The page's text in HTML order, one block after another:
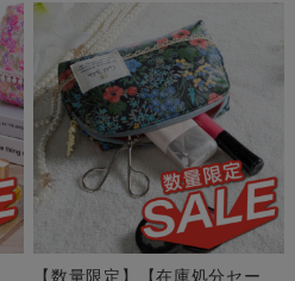
【数量限定】【在庫処分セー